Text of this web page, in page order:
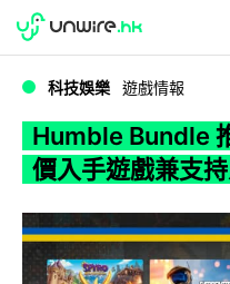
WWDC 2026
科技娛樂 遊戲情報
Humble Bundle
價入手遊戲兼支